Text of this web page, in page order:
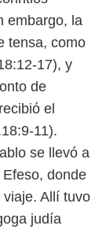
embargo, la
tensa, como
17), y
de
recibió el
11).
se llevó a
donde
Allí tuvo
judía